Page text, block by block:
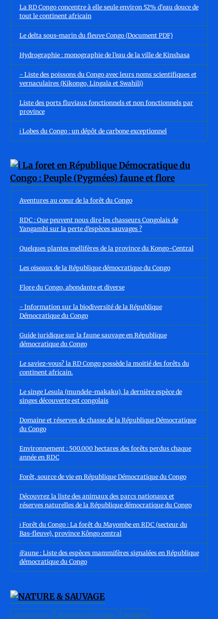
La RD Congo concentre à elle seule environ 52% d'eau douce de
tout le continent africain
Le delta sous-marin du fleuve Congo (Document PDF)
Hydrographie : monographie de l’eau de la ville de Kinshasa
- Liste des poissons du Congo avec leurs noms scientifiques et
vernaculaires (Kikongo, Lingala et Swahili)
Liste des ports fluviaux fonctionnels et non fonctionnels par
province
ℹ️ Lobes du Congo : un dépôt de carbone exceptionnel
Aventures au cœur de la forêt du Congo
RDC : Que peuvent nous dire les chasseurs Congolais de
Yangambi sur la perte d’espèces sauvages ?
Quelques plantes mellifères de la province du Kongo-Central
Les oiseaux de la République démocratique du Congo
Flore du Congo, abondante et diverse
- Information sur la biodiversité de la République
Démocratique du Congo
Guide juridique sur la faune sauvage en République
démocratique du Congo
Le saviez-vous? la RD Congo possède la moitié des forêts du
continent africain.
Le singe Lesula (mundele-makaku), la dernière espèce de
singes découverte est congolais
Domaine et réserves de chasse de la République Démocratique
du Congo
Environnement : 500.000 hectares des forêts perdus chaque
année en RDC
Forêt, source de vie en République Démocratique du Congo
Découvrez la liste des animaux des parcs nationaux et
réserves naturelles de la République démocratique du Congo
ℹ️ Forêt du Congo : La forêt du Mayombe en RDC (secteur du
Bas-fleuve), province Kôngo central
ℹ️Faune : Liste des espèces mammifères signalées en République
démocratique du Congo
coronavirus Kinshasa RD Congo
budgets